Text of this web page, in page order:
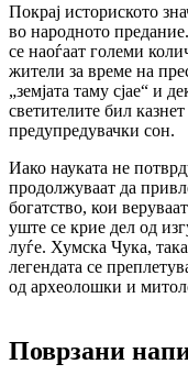
Покрај историското
во народното
се наоѓаат големи
жители за време на
„земјата таму сјае“ и
светителите бил
предупредувачки сон.
Иако науката не
продолжуваат да
богатство, кои
уште се крие дел од
луѓе. Хумска Чука,
легендата се
од археолошки и
Поврзани